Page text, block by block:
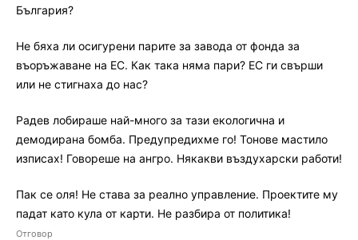
България?
Не бяха ли осигурени парите за завода от фонда за
въоръжаване на ЕС. Как така няма пари? ЕС ги свърши
или не стигнаха до нас?
Радев лобираше най-много за тази екологична и
демодирана бомба. Предупредихме го! Тонове мастило
изписах! Говореше на ангро. Някакви въздухарски работи!
Пак се оля! Не става за реално управление. Проектите му
падат като кула от карти. Не разбира от политика!
Отговор